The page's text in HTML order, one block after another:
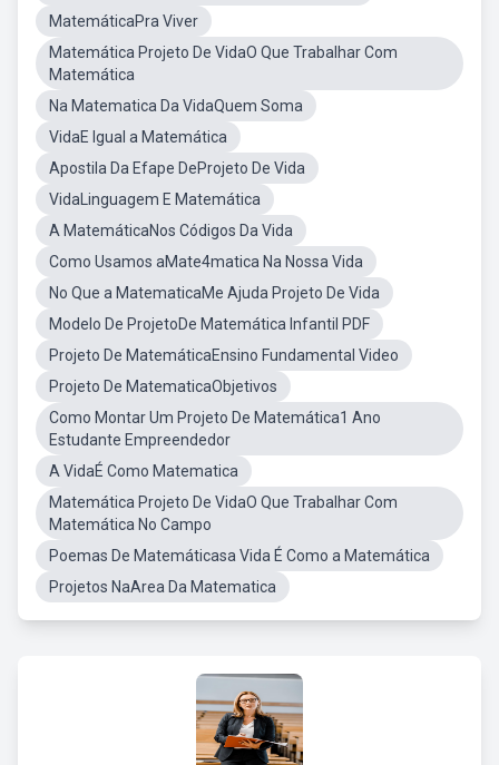
MatemáticaPra Viver
Matemática Projeto De VidaO Que Trabalhar Com
Matemática
Na Matematica Da VidaQuem Soma
VidaE Igual a Matemática
Apostila Da Efape DeProjeto De Vida
VidaLinguagem E Matemática
A MatemáticaNos Códigos Da Vida
Como Usamos aMate4matica Na Nossa Vida
No Que a MatematicaMe Ajuda Projeto De Vida
Modelo De ProjetoDe Matemática Infantil PDF
Projeto De MatemáticaEnsino Fundamental Video
Projeto De MatematicaObjetivos
Como Montar Um Projeto De Matemática1 Ano
Estudante Empreendedor
A VidaÉ Como Matematica
Matemática Projeto De VidaO Que Trabalhar Com
Matemática No Campo
Poemas De Matemáticasa Vida É Como a Matemática
Projetos NaArea Da Matematica